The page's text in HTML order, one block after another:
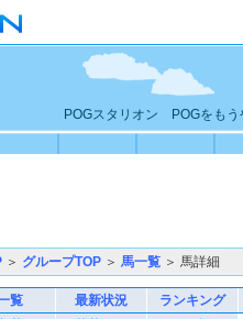
POGスタリオン POGをもう
＞ グループTOP ＞ 馬一覧 ＞ 馬詳細
覧 最新状況
ランキング